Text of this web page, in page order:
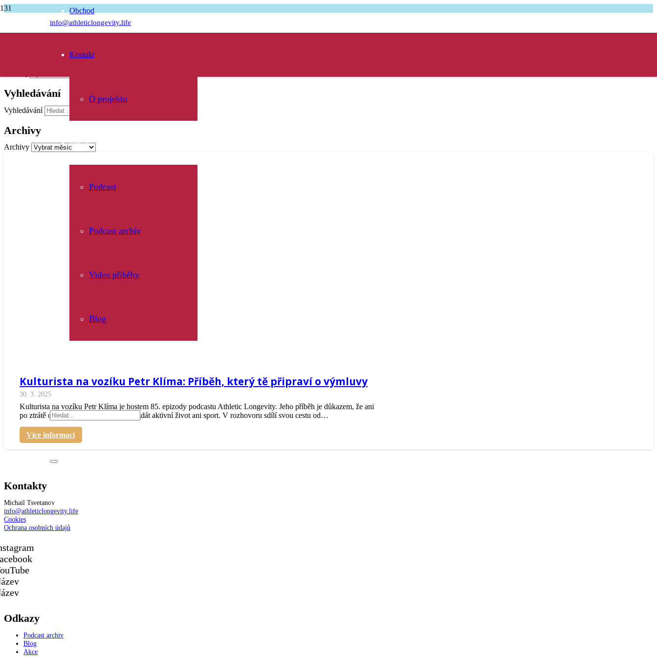
info@athleticlongevity.life
Obchod
Kontakt
O projektu
Média
Podcast
Podcast archiv
Video příběhy
Blog
Produkt
handicapovaný sportovec
Vyhledávání
Vyhledávání
Archivy
Archivy
Kulturista na vozíku Petr Klíma: Příběh, který tě připraví o výmluvy
30. 3. 2025
Kulturista na vozíku Petr Klíma je hostem 85. epizody podcastu Athletic Longevity. Jeho příběh je důkazem, že ani
po ztrátě obou nohou nemusí člověk vzdát aktivní život ani sport. V rozhovoru sdílí svou cestu od…
Více informací
Kontakty
Michail Tsvetanov
info@athleticlongevity.life
Cookies
Ochrana osobních údajů
Odkazy
Podcast archiv
Blog
Akce